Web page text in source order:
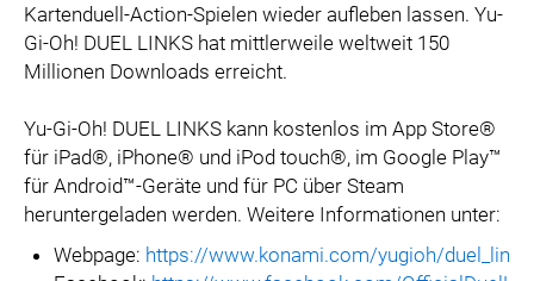
Kartenduell-Action-Spielen wieder aufleben lassen. Yu-
Gi-Oh! DUEL LINKS hat mittlerweile weltweit 150
Millionen Downloads erreicht.
Yu-Gi-Oh! DUEL LINKS kann kostenlos im App Store®
für iPad®, iPhone® und iPod touch®, im Google Play™
für Android™-Geräte und für PC über Steam
heruntergeladen werden. Weitere Informationen unter:
Webpage: https://www.konami.com/yugioh/